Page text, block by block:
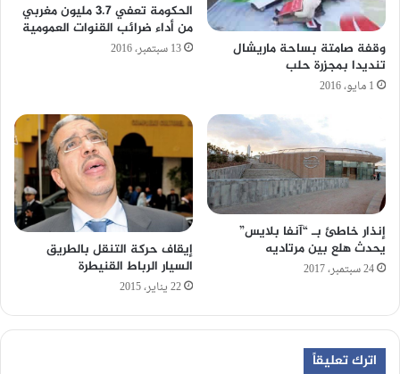
وقفة صامتة بساحة ماريشال
تنديدا بمجزرة حلب
1 مايو، 2016
الحكومة تعفي 3.7 مليون مغربي
من أداء ضرائب القنوات العمومية
13 سبتمبر، 2016
إنذار خاطئ بـ “آنفا بلايس”
يحدث هلع بين مرتاديه
24 سبتمبر، 2017
إيقاف حركة التنقل بالطريق
السيار الرباط القنيطرة
22 يناير، 2015
اترك تعليقاً